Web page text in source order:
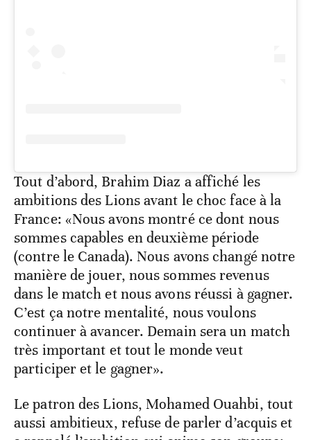
Tout d’abord, Brahim Diaz a affiché les
ambitions des Lions avant le choc face à la
France: «Nous avons montré ce dont nous
sommes capables en deuxième période
(contre le Canada). Nous avons changé notre
manière de jouer, nous sommes revenus
dans le match et nous avons réussi à gagner.
C’est ça notre mentalité, nous voulons
continuer à avancer. Demain sera un match
très important et tout le monde veut
participer et le gagner».
Le patron des Lions, Mohamed Ouahbi, tout
aussi ambitieux, refuse de parler d’acquis et